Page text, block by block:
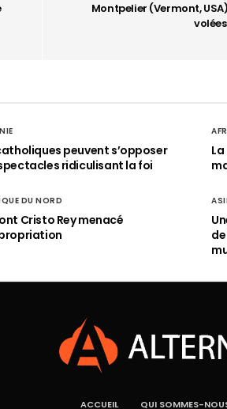
Montpelier (Vermont,
peuvent s’opposer
ridiculisant la foi
DU NORD
Cristo Rey menacé
ACCUEIL QUI SOMMES-